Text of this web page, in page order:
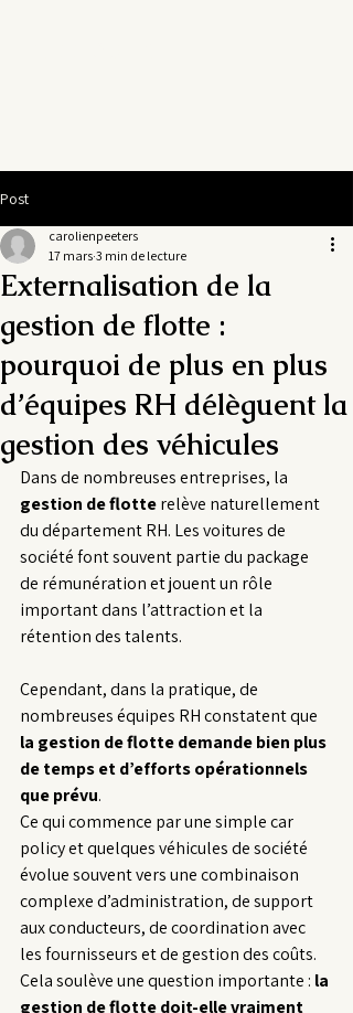
Post
Externalisation de la
gestion de flotte :
pourquoi de plus en plus
d’équipes RH délèguent la
gestion des véhicules
carolienpeeters
17 mars 3 min de lecture
Dans de nombreuses entreprises, la
gestion de flotte relève naturellement
du département RH. Les voitures de
société font souvent partie du package
de rémunération et jouent un rôle
important dans l’attraction et la
rétention des talents.
Cependant, dans la pratique, de
nombreuses équipes RH constatent que
la gestion de flotte demande bien plus
de temps et d’efforts opérationnels
que prévu.
Ce qui commence par une simple car
policy et quelques véhicules de société
évolue souvent vers une combinaison
complexe d’administration, de support
aux conducteurs, de coordination avec
les fournisseurs et de gestion des coûts.
Cela soulève une question importante : la
gestion de flotte doit-elle vraiment